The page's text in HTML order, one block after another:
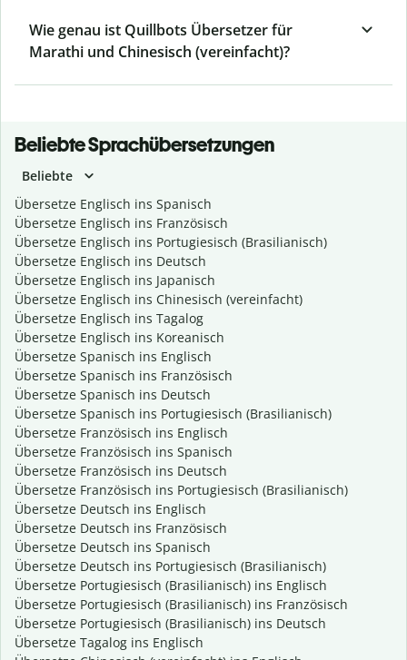
Wie genau ist Quillbots Übersetzer für
Marathi und Chinesisch (vereinfacht)?
Beliebte Sprachübersetzungen
Beliebte
Übersetze Englisch ins Spanisch
Übersetze Englisch ins Französisch
Übersetze Englisch ins Portugiesisch (Brasilianisch)
Übersetze Englisch ins Deutsch
Übersetze Englisch ins Japanisch
Übersetze Englisch ins Chinesisch (vereinfacht)
Übersetze Englisch ins Tagalog
Übersetze Englisch ins Koreanisch
Übersetze Spanisch ins Englisch
Übersetze Spanisch ins Französisch
Übersetze Spanisch ins Deutsch
Übersetze Spanisch ins Portugiesisch (Brasilianisch)
Übersetze Französisch ins Englisch
Übersetze Französisch ins Spanisch
Übersetze Französisch ins Deutsch
Übersetze Französisch ins Portugiesisch (Brasilianisch)
Übersetze Deutsch ins Englisch
Übersetze Deutsch ins Französisch
Übersetze Deutsch ins Spanisch
Übersetze Deutsch ins Portugiesisch (Brasilianisch)
Übersetze Portugiesisch (Brasilianisch) ins Englisch
Übersetze Portugiesisch (Brasilianisch) ins Französisch
Übersetze Portugiesisch (Brasilianisch) ins Deutsch
Übersetze Tagalog ins Englisch